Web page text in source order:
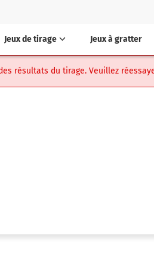
Jeux de tirage Jeux à gratter
résultats du tirage. Veuillez